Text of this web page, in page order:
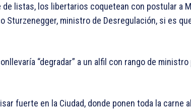
listas, los libertarios coquetean con postular a
Sturzenegger, ministro de Desregulación, si es
“degradar” a un alfil con rango de
fuerte en la Ciudad, donde ponen toda la carne